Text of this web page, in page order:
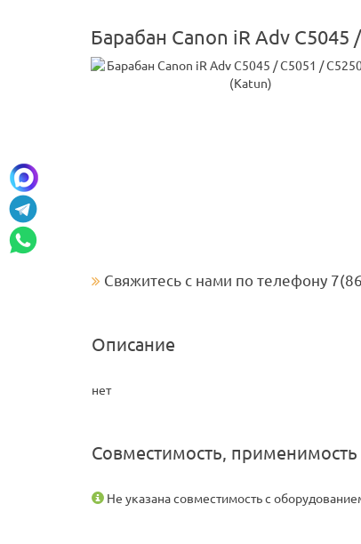
Барабан Canon iR Adv C5045
Свяжитесь с нами по телефону
Описание
нет
Совместимость, применимость
Не указана совместимость с